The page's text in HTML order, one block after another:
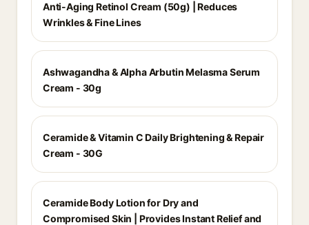
Anti-Aging Retinol Cream (50g) | Reduces
Wrinkles & Fine Lines
Ashwagandha & Alpha Arbutin Melasma Serum
Cream - 30g
Ceramide & Vitamin C Daily Brightening & Repair
Cream - 30G
Ceramide Body Lotion for Dry and
Compromised Skin | Provides Instant Relief and